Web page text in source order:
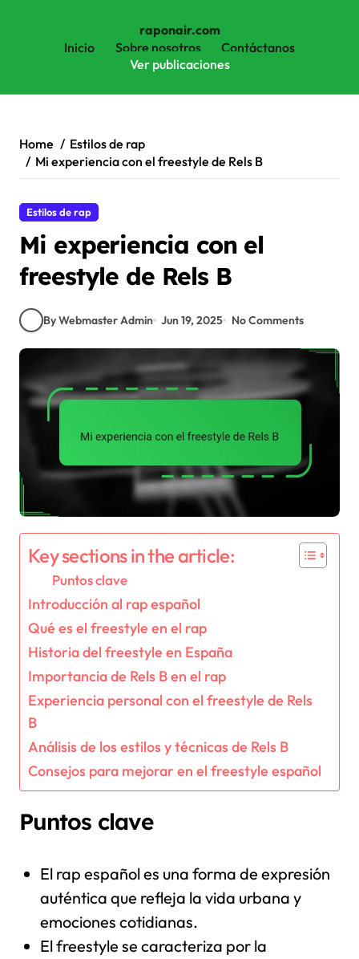
raponair.com
Inicio
Sobre nosotros
Contáctanos
Ver publicaciones
content
Home
Estilos de rap
Mi experiencia con el freestyle de Rels B
Estilos de rap
Mi experiencia con el
freestyle de Rels B
By Webmaster Admin Jun 19, 2025 No Comments
Key sections in the article:
Puntos clave
Introducción al rap español
Qué es el freestyle en el rap
Historia del freestyle en España
Importancia de Rels B en el rap
Experiencia personal con el freestyle de Rels
B
Análisis de los estilos y técnicas de Rels B
Consejos para mejorar en el freestyle español
Puntos clave
El rap español es una forma de expresión
auténtica que refleja la vida urbana y
emociones cotidianas.
El freestyle se caracteriza por la